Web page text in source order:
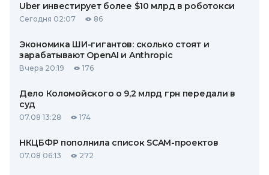
Uber инвестирует более $10 млрд в роботокси
Сегодня 02:07 86
Экономика ШИ-гигантов: сколько стоят и
зарабатывают OpenAI и Anthropic
Вчера 20:19 176
Дело Коломойского о 9,2 млрд грн передали в
суд
07.08 13:28 174
НКЦБФР пополнила список SCAM-проектов
07.08 06:13 272